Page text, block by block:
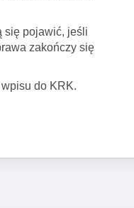
się pojawić, jeśli
zakończy się
do KRK.